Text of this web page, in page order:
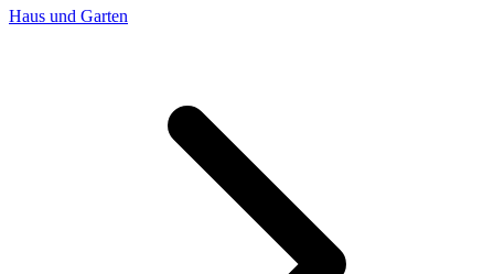
Haus und Garten